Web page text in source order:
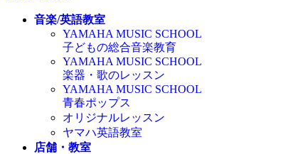
音楽/英語教室
YAMAHA MUSIC SCHOOL
子どもの総合音楽教育
YAMAHA MUSIC SCHOOL
楽器・歌のレッスン
YAMAHA MUSIC SCHOOL
青春ポップス
オリジナルレッスン
ヤマハ英語教室
店舗・教室